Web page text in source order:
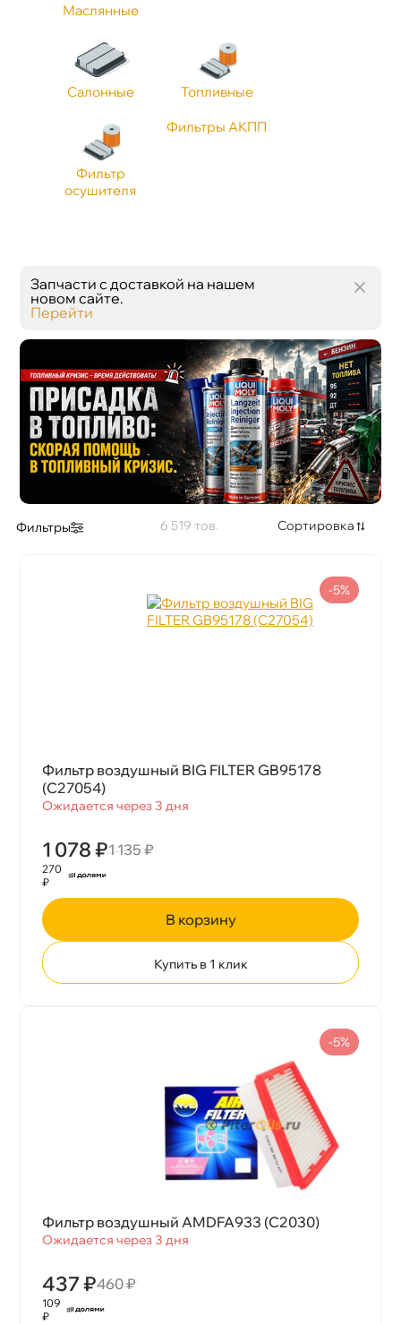
Применение
Стандарт API
Маслянные
Салонные Топливные
Фильтр
осушителя
Фильтры АКПП
Запчасти с доставкой на нашем
новом сайте.
Перейти
Фильтры 6 519 Сортировка
Фильтр воздушный BIG FILTER GB95178
(C27054)
Ожидается через 3 дня
1 078 ₽1 135 ₽
-5%
270
₽
корзину
Купить в 1 клик
Фильтр воздушный AMDFA933 (C2030)
Ожидается через 3 дня
437 ₽460 ₽
-5%
109
₽